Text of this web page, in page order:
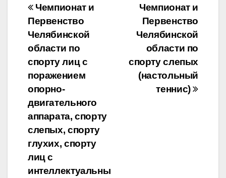
Навигация
по
записям
Чемпионат и
Первенство
Челябинской
области по
спорту слепых
(настольный
теннис)
Чемпионат и
Первенство
Челябинской
области по
спорту лиц с
поражением
опорно-
двигательного
аппарата, спорту
слепых, спорту
глухих, спорту
лиц с
интеллектуальны